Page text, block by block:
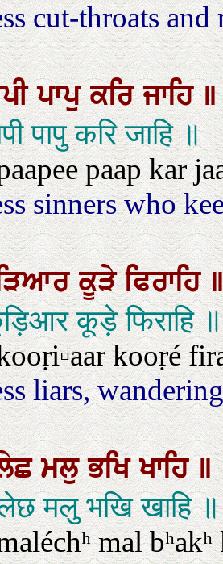
cut-throats
ਪਾਪੁਕਰਿਜਾਹਿ॥
पापु करि जाहि ॥
paap kar
sinners who
ਕੂੜੇਫਿਰਾਹਿ॥
कूड़े फिराहि ॥
kooṛé
liars,
ਮਲੁਭਖਿਖਾਹਿ॥
मलु भखि खाहि ॥
mal bʰakʰ